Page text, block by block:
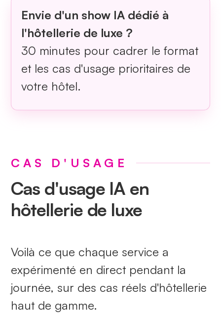
Envie d'un show IA dédié à
l'hôtellerie de luxe ?
30 minutes pour cadrer le format
et les cas d'usage prioritaires de
votre hôtel.
CAS D'USAGE
Cas d'usage IA en
hôtellerie de luxe
Voilà ce que chaque service a
expérimenté en direct pendant la
journée, sur des cas réels d'hôtellerie
haut de gamme.